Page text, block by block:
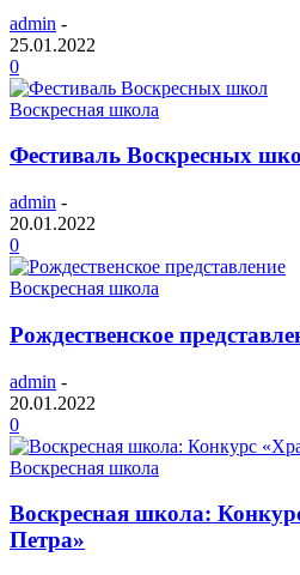
admin -
25.01.2022
0
Воскресная школа
Фестиваль Воскресных
admin -
20.01.2022
0
Воскресная школа
Рождественское
admin -
20.01.2022
0
Воскресная школа
Воскресная школа:
Петра»